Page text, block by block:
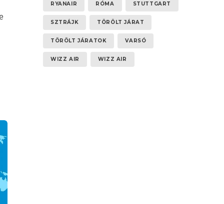
RYANAIR RÓMA STUTTGART
SZTRÁJK TÖRÖLT JÁRAT
TÖRÖLT JÁRATOK VARSÓ
WIZZ AIR WIZZ AIR